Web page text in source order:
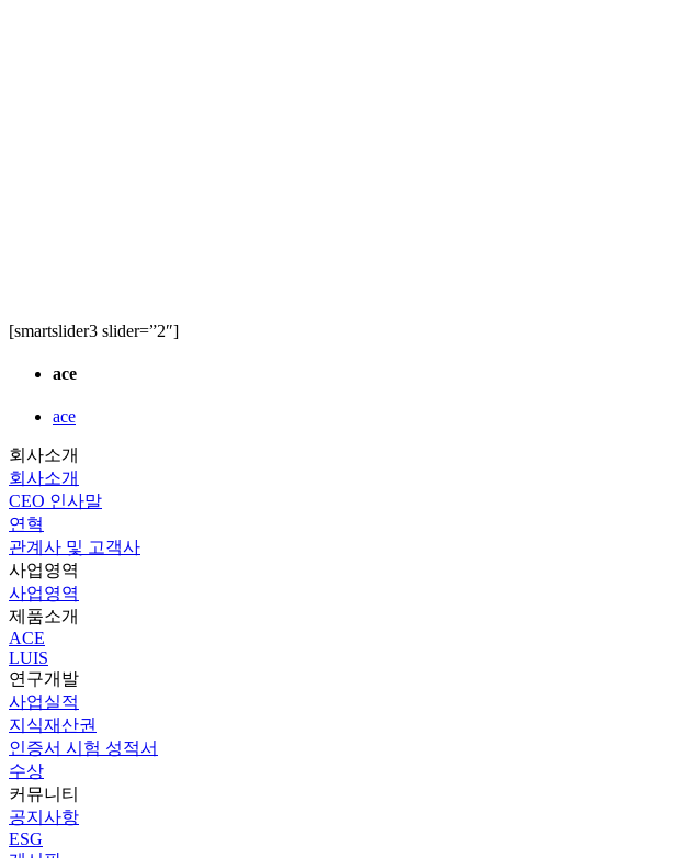
[smartslider3 slider=”2″]
ace
ace
회사소개
회사소개
CEO 인사말
연혁
관계사 및 고객사
사업영역
사업영역
제품소개
ACE
LUIS
연구개발
사업실적
지식재산권
인증서 시험 성적서
수상
커뮤니티
공지사항
ESG